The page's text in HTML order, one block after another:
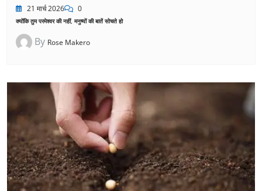
21 मार्च 2026 0
क्योंकि तुम परमेश्वर की नहीं, मनुष्यों की बातें सोचते हो
By Rose Makero